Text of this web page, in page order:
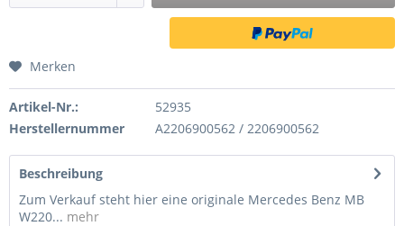
Merken
Artikel-Nr.:
52935
Herstellernummer
A2206900562 / 2206900562
Beschreibung
Zum Verkauf steht hier eine originale Mercedes Benz MB
W220... mehr